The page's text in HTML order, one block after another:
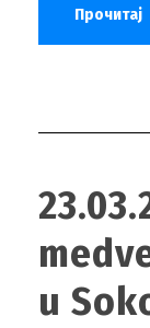
Прочитај
u